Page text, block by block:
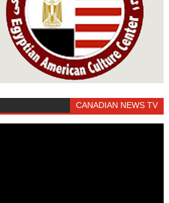
CANADIAN NEWS TV